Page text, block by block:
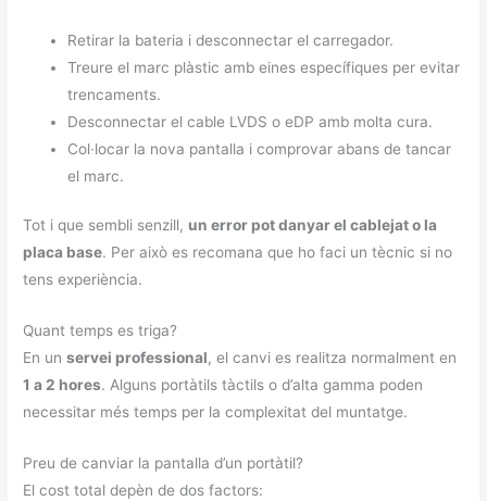
Retirar la bateria i desconnectar el carregador.
Treure el marc plàstic amb eines específiques per evitar
trencaments.
Desconnectar el cable LVDS o eDP amb molta cura.
Col·locar la nova pantalla i comprovar abans de tancar
el marc.
Tot i que sembli senzill, un error pot danyar el cablejat o la
placa base. Per això es recomana que ho faci un tècnic si no
tens experiència.
Quant temps es triga?
En unservei professional, el canvi es realitza normalment en
1 a 2 hores. Alguns portàtils tàctils o d’alta gamma poden
necessitar més temps per la complexitat del muntatge.
Preu de canviar la pantalla d’un portàtil?
El cost total depèn de dos factors: